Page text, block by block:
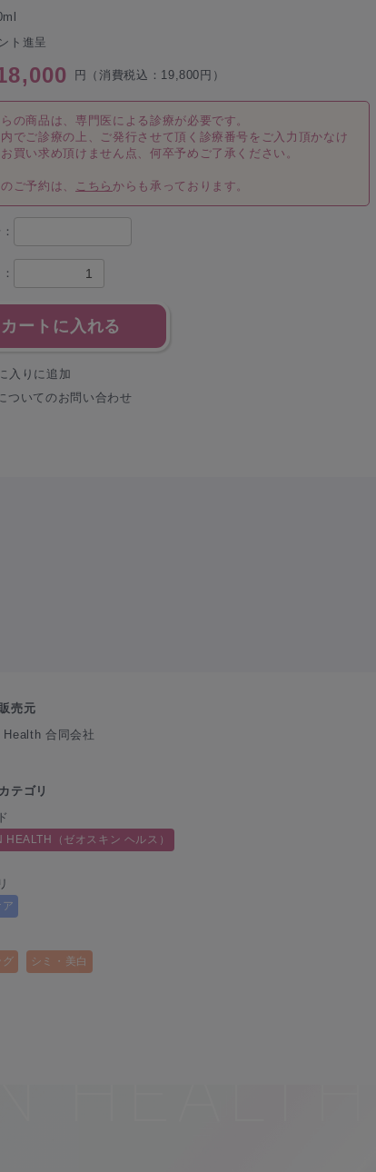
ト進呈
円（消費税込：19,800円）
の商品は、専門医による診療が必要です。
でご診療の上、ご発行させて頂く診療番号をご入力頂かなけ
買い求め頂けません点、何卒予めご了承ください。
ご予約は、 こちら からも承っております。
カートに入れる
入りに追加
ついてのお問い合わせ
売元
合同会社
テゴリ
HEALTH（ゼオスキン ヘルス）
ア
グ シミ・美白
HEALTH